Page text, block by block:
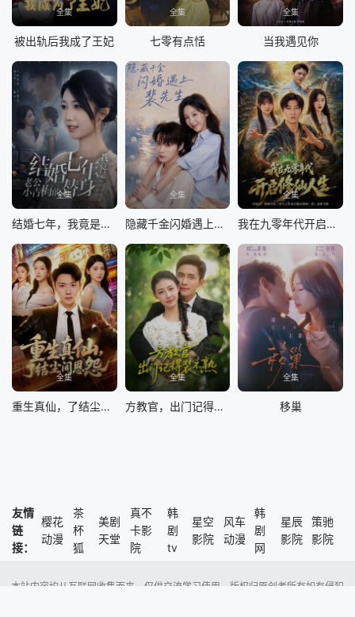
全集
被出轨后我成了王妃
全集
七零有点恬
全集
当我遇见你
全集
结婚七年，我竟是老公小青梅的替身
全集
隐藏千金闪婚遇上裴先生
全集
我在九零年代开启修仙人生
全集
重生真仙，了结尘间恩怨
全集
方教官，出门记得装不熟
全集
移巢
友情
链
接：
樱花
动漫
茶
杯
狐
美剧
天堂
真不
卡影
院
韩
剧
tv
星空
影院
风车
动漫
韩
剧
网
星辰
影院
策驰
影院
本站内容均从互联网收集而来，仅供交流学习使用，版权归原创者所有如有侵犯